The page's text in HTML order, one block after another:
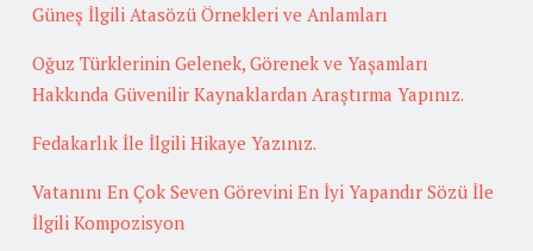
Güneş İlgili Atasözü Örnekleri ve Anlamları
Oğuz Türklerinin Gelenek, Görenek ve Yaşamları
Hakkında Güvenilir Kaynaklardan Araştırma Yapınız.
Fedakarlık İle İlgili Hikaye Yazınız.
Vatanını En Çok Seven Görevini En İyi Yapandır Sözü İle
İlgili Kompozisyon